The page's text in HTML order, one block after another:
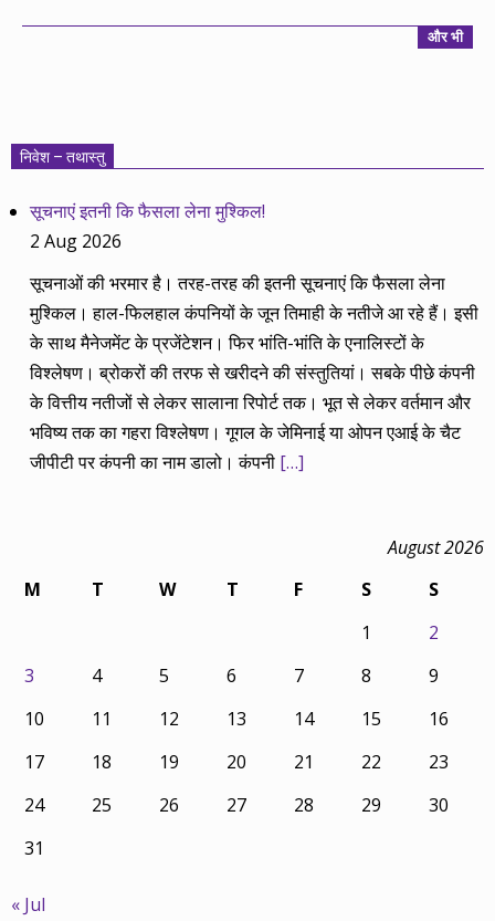
और भी
निवेश – तथास्तु
सूचनाएं इतनी कि फैसला लेना मुश्किल!
2 Aug 2026
सूचनाओं की भरमार है। तरह-तरह की इतनी सूचनाएं कि फैसला लेना
मुश्किल। हाल-फिलहाल कंपनियों के जून तिमाही के नतीजे आ रहे हैं। इसी
के साथ मैनेजमेंट के प्रजेंटेशन। फिर भांति-भांति के एनालिस्टों के
विश्लेषण। ब्रोकरों की तरफ से खरीदने की संस्तुतियां। सबके पीछे कंपनी
के वित्तीय नतीजों से लेकर सालाना रिपोर्ट तक। भूत से लेकर वर्तमान और
भविष्य तक का गहरा विश्लेषण। गूगल के जेमिनाई या ओपन एआई के चैट
जीपीटी पर कंपनी का नाम डालो। कंपनी […]
August 2026
M
T W T F S
S
1
2
3
4 5 6 7 8
9
10
11 12 13 14 15
16
17
18 19 20 21 22
23
24
25 26 27 28 29
30
31
« Jul